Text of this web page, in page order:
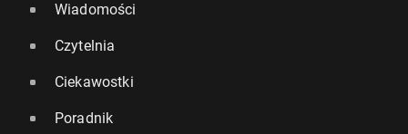
Wiadomości
Czytelnia
Ciekawostki
Poradnik